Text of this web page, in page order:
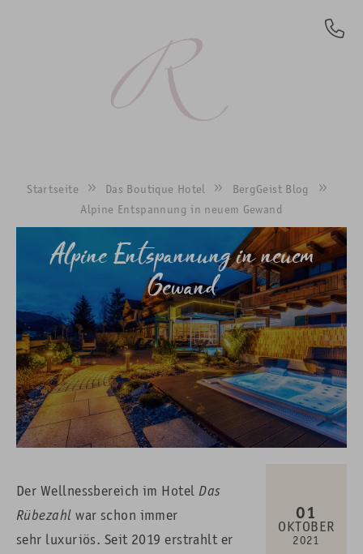
Startseite Das Boutique Hotel
BergGeist Blog
Alpine Entspannung in neuem Gewand
Alpine Entspannung in neuem
Gewand
Der Wellnessbereich im Hotel Das
Rübezahl war schon immer
sehr luxuriös. Seit 2019 erstrahlt er
01
OKTOBER
2021